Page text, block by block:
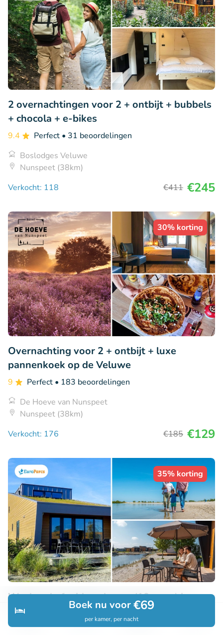
Zoeken Boekingen
Boek nu voor€69
per kamer, per nacht
2 overnachtingen voor 2 + ontbijt + bubbels
+ chocola + e-bikes
9.4 Perfect • 31 beoordelingen
Boslodges Veluwe
Nunspeet (38km)
Verkocht: 118
€411 €245
30% korting
Overnachting voor 2 + ontbijt + luxe
pannenkoek op de Veluwe
9 Perfect • 183 beoordelingen
De Hoeve van Nunspeet
Nunspeet (38km)
Verkocht: 176
€185 €129
35% korting
Weekend of midweek weg (10 pers.) in
EuroParcs
EuroParcs Hindeloopen